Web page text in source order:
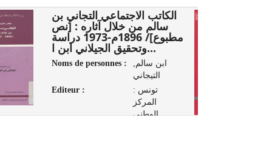
الكاتب الاجتماعي التجاني بن
سالم من خلال آثاره : [نص
مطبوع]/ 1896م-1973 دراسة
وتحقيق الجيلاني ابن ا...
Noms de personnes :
ابن سالم,
التيجاني
Editeur :
تونس :
المركز
الوطني